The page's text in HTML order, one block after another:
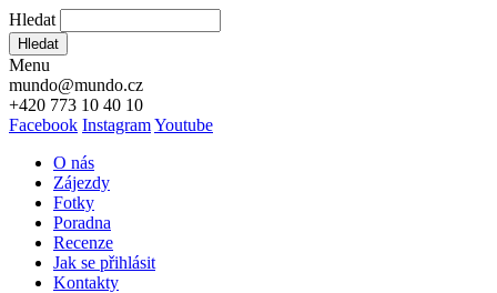
Hledat
Hledat
Menu
mundo@mundo.cz
+420 773 10 40 10
Facebook InstagramYoutube
O nás
Zájezdy
Fotky
Poradna
Recenze
Jak se přihlásit
Kontakty